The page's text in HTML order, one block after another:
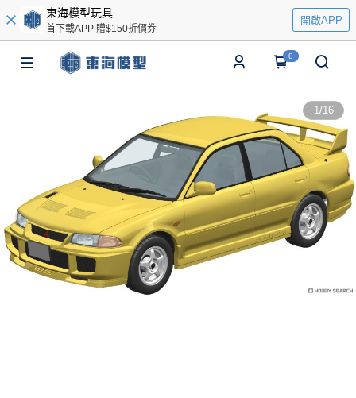
東海模型玩具
首下載APP 贈$150折價券
開啟APP
0
1/16